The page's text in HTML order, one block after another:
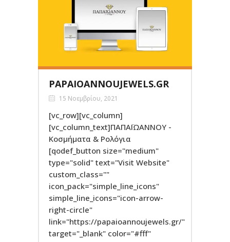
PAPAIOANNOUJEWELS.GR
15 Νοεμβρίου, 2021
[vc_row][vc_column]
[vc_column_text]ΠΑΠΑΪΩΑΝΝΟΥ -
Κοσμήματα & Ρολόγια
[qodef_button size="medium"
type="solid" text="Visit Website"
custom_class=""
icon_pack="simple_line_icons"
simple_line_icons="icon-arrow-
right-circle"
link="https://papaioannoujewels.gr/"
target="_blank" color="#fff"